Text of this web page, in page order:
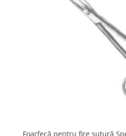
Foarfecă pentru fire sutură